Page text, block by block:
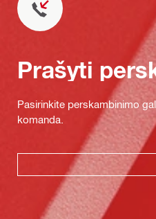
Prašyti
Pasirinkite perskambinimo
komanda.